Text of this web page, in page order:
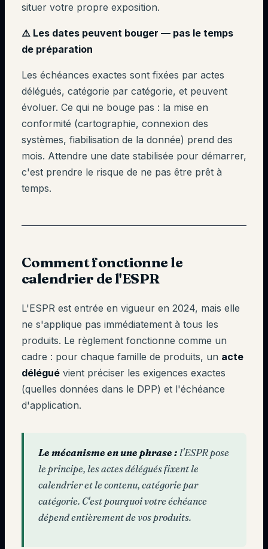
situer votre propre exposition.
⚠️ Les dates peuvent bouger — pas le temps
de préparation
Les échéances exactes sont fixées par actes
délégués, catégorie par catégorie, et peuvent
évoluer. Ce qui ne bouge pas : la mise en
conformité (cartographie, connexion des
systèmes, fiabilisation de la donnée) prend des
mois. Attendre une date stabilisée pour démarrer,
c'est prendre le risque de ne pas être prêt à
temps.
Comment fonctionne le
calendrier de l'ESPR
L'ESPR est entrée en vigueur en 2024, mais elle
ne s'applique pas immédiatement à tous les
produits. Le règlement fonctionne comme un
cadre : pour chaque famille de produits, un acte
délégué vient préciser les exigences exactes
(quelles données dans le DPP) et l'échéance
d'application.
Le mécanisme en une phrase : l'ESPR pose
le principe, les actes délégués fixent le
calendrier et le contenu, catégorie par
catégorie. C'est pourquoi votre échéance
dépend entièrement de vos produits.